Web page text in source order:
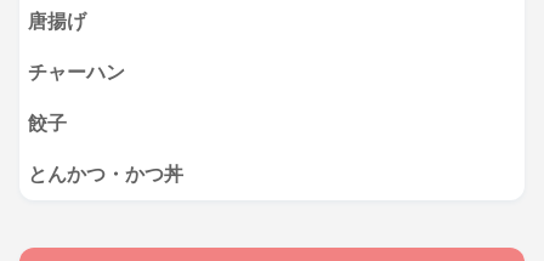
唐揚げ
チャーハン
餃子
とんかつ・かつ丼